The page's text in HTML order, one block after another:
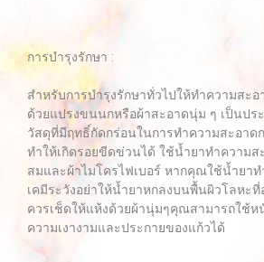
การบำรุงรักษา :
สำหรับการบำรุงรักษาทั่วไปให้ทำความสะอ
ด้วยแปรงขนนกหรือผ้าสะอาดนุ่ม ๆ เป็นปร
วัสดุที่มีฤทธิ์กัดกร่อนในการทำความสะอาดก
ทำให้เกิดรอยขีดข่วนได้ ใช้น้ำยาทำความส
สมและผ้าไมโครไฟเบอร์ หากคุณใช้น้ำยา
เคมีระวังอย่าให้น้ำยาหกลงบนพื้นผิวโลหะ
ควรเช็ดให้แห้งด้วยผ้านุ่มๆคุณสามารถใช้ห
ความเงางามและประกายของแก้วได้